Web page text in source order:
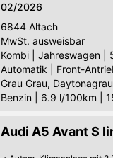
02/2026
6844 Altach
MwSt. ausweisbar
Kombi
Jahreswagen
Automatik
Front-
Grau Grau,
Benzin
6.9 l/100km
Audi A5 Avant S